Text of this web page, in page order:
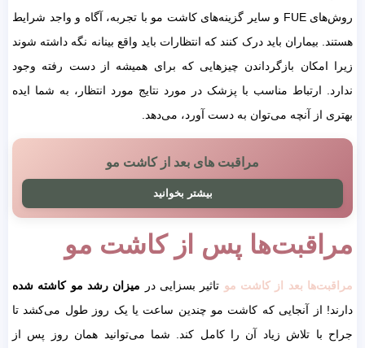
روش‌های FUE و سایر گزینه‌های کاشت مو با تجربه، آگاه و واجد شرایط
هستند. بیماران باید درک کنند که انتظارات باید واقع بینانه نگه داشته شوند
زیرا امکان بازگرداندن چیزهایی که برای همیشه از دست رفته وجود
ندارد. ارتباط مناسب با پزشک در مورد نتایج مورد انتظار، به شما ایده
بهتری از آنچه می‌توان به دست آورد، می‌دهد.
مراقبت های بعد از کاشت مو
بیشتر بخوانید
مراقبت‌ها پس از کاشت مو
مراقبت‌ها بعد از کاشت مو تاثیر بسزایی در میزان رشد مو کاشته شده
دارند! از آنجایی که کاشت مو چندین ساعت یا یک روز طول می‌کشد تا
جراح با تلاش زیاد آن را کامل کند. شما می‌توانید همان روز پس از